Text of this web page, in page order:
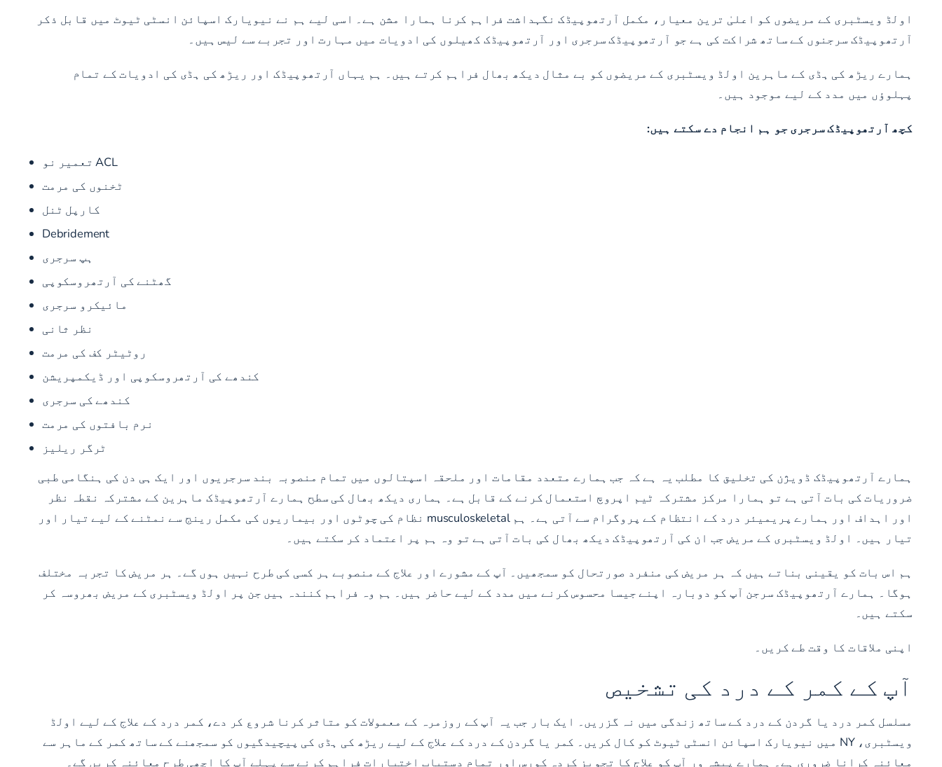
اولڈ ویسٹبری کے مریضوں کو اعلیٰ ترین معیار، مکمل آرتھوپیڈک نگہداشت فراہم کرنا ہمارا مشن ہے۔ اسی لیے ہم نے نیویارک اسپائن انسٹی ٹیوٹ میں قابل ذکر
آرتھوپیڈک سرجنوں کے ساتھ شراکت کی ہے جو آرتھوپیڈک سرجری اور آرتھوپیڈک کھیلوں کی ادویات میں مہارت اور تجربے سے لیس ہیں۔
ہمارے ریڑھ کی ہڈی کے ماہرین اولڈ ویسٹبری کے مریضوں کو بے مثال دیکھ بھال فراہم کرتے ہیں۔ ہم یہاں آرتھوپیڈک اور ریڑھ کی ہڈی کی ادویات کے تمام
پہلوؤں میں مدد کے لیے موجود ہیں۔
کچھ آرتھوپیڈک سرجری جو ہم انجام دے سکتے ہیں:
ACL تعمیر نو
ٹخنوں کی مرمت
کارپل ٹنل
Debridement
ہپ سرجری
گھٹنے کی آرتھروسکوپی
مائیکرو سرجری
نظر ثانی
روٹیٹر کف کی مرمت
کندھے کی آرتھروسکوپی اور ڈیکمپریشن
کندھے کی سرجری
نرم بافتوں کی مرمت
ٹرگر ریلیز
ہمارے آرتھوپیڈک ڈویژن کی تخلیق کا مطلب یہ ہے کہ جب ہمارے متعدد مقامات اور ملحقہ اسپتالوں میں تمام منصوبہ بند سرجریوں اور ایک ہی دن کی ہنگامی طبی
ضروریات کی بات آتی ہے تو ہمارا مرکز مشترکہ ٹیم اپروچ استعمال کرنے کے قابل ہے۔ ہماری دیکھ بھال کی سطح ہمارے آرتھوپیڈک ماہرین کے مشترکہ نقطہ نظر
اور اہداف اور ہمارے پریمیئر درد کے انتظام کے پروگرام سے آتی ہے۔ ہم musculoskeletal نظام کی چوٹوں اور بیماریوں کی مکمل رینج سے نمٹنے کے لیے تیار اور
تیار ہیں۔ اولڈ ویسٹبری کے مریض جب ان کی آرتھوپیڈک دیکھ بھال کی بات آتی ہے تو وہ ہم پر اعتماد کر سکتے ہیں۔
ہم اس بات کو یقینی بناتے ہیں کہ ہر مریض کی منفرد صورتحال کو سمجھیں۔ آپ کے مشورے اور علاج کے منصوبے ہر کسی کی طرح نہیں ہوں گے۔ ہر مریض کا تجربہ مختلف
ہوگا۔ ہمارے آرتھوپیڈک سرجن آپ کو دوبارہ اپنے جیسا محسوس کرنے میں مدد کے لیے حاضر ہیں۔ ہم وہ فراہم کنندہ ہیں جن پر اولڈ ویسٹبری کے مریض بھروسہ کر
سکتے ہیں۔
اپنی ملاقات کا وقت طے کریں۔
آپ کے کمر کے درد کی تشخیص
مسلسل کمر درد یا گردن کے درد کے ساتھ زندگی میں نہ گزریں۔ ایک بار جب یہ آپ کے روزمرہ کے معمولات کو متاثر کرنا شروع کر دے، کمر درد کے علاج کے لیے اولڈ
ویسٹبری، NY میں نیویارک اسپائن انسٹی ٹیوٹ کو کال کریں۔ کمر یا گردن کے درد کے علاج کے لیے ریڑھ کی ہڈی کی پیچیدگیوں کو سمجھنے کے ساتھ کمر کے ماہر سے
معائنہ کرانا ضروری ہے۔ ہمارے پیشہ ور آپ کو علاج کا تجویز کردہ کورس اور تمام دستیاب اختیارات فراہم کرنے سے پہلے آپ کا اچھی طرح معائنہ کریں گے۔